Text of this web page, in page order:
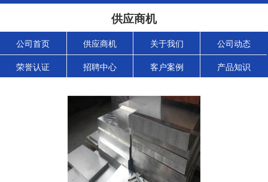
供应商机
公司首页 供应商机 关于我们 公司动态
荣誉认证 招聘中心 客户案例 产品知识